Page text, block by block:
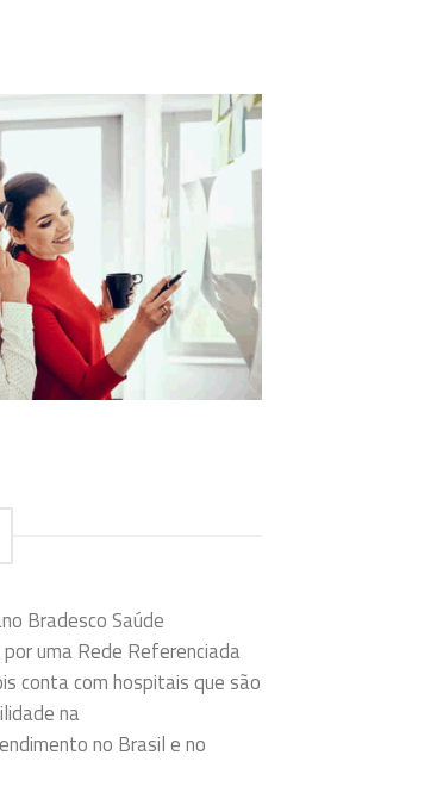
Bradesco Saúde
uma Rede Referenciada
conta com hospitais que são
na
no Brasil e no